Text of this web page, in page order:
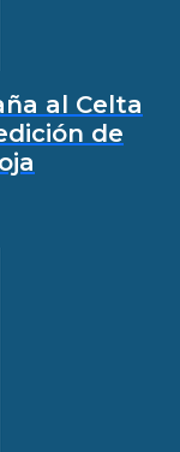
al Celta
de